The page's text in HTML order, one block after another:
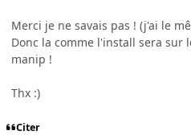
Merci je ne savais pas ! (j'ai le
Donc la comme l'install sera sur
manip !
Thx :)
Citer